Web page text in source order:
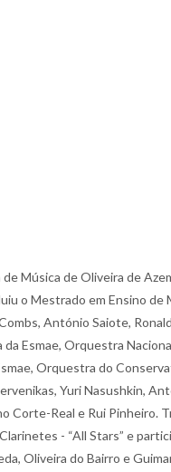
Música de Oliveira de
o Mestrado em Ensino de
António Saiote,
Esmae, Orquestra
Orquestra do
Yuri Nasushkin,
Corte-Real e Rui Pinheiro.
- “All Stars” e
Oliveira do Bairro e